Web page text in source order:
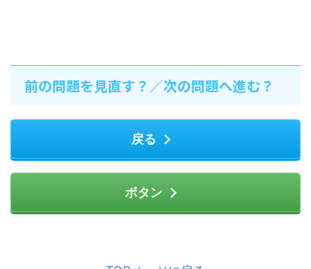
前の問題を見直す？／次の問題へ進む？
戻る
ボタン